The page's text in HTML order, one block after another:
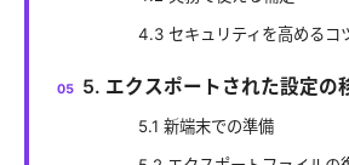
4.3 セキュリティを高めるコ
5. エクスポートされた設定の
5.1 新端末での準備